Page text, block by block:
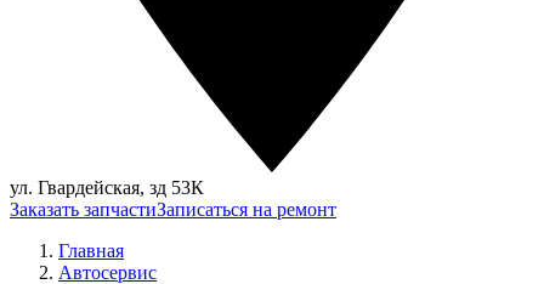
ул. Гвардейская, зд 53К
Заказать запчастиЗаписаться на ремонт
Главная
Автосервис